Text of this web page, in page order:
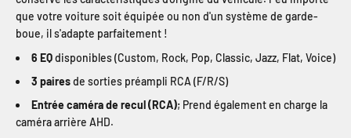
que votre voiture soit équipée ou non d'un système de garde-
boue, il s'adapte parfaitement !
6 EQdisponibles (Custom, Rock, Pop, Classic, Jazz, Flat, Voice)
3 pairesde sorties préampli RCA (F/R/S)
Entrée caméra de recul (RCA); Prend également en charge la
caméra arrière AHD.